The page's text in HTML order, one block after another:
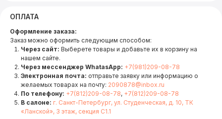
ОПЛАТА
Оформление заказа:
Заказ можно оформить следующим способом:
Через сайт: Выберете товары и добавьте их в корзину на
нашем сайте.
Через мессенджер WhatasApp: +7(981)209-08-78
Электронная почта: отправьте заявку или информацию о
желаемых товарах на почту: 2090878@inbox.ru
По телефону: +7(812)209-08-78, +7(812)209-08-78
В салоне: г. Санкт-Петербург, ул. Студенческая, д. 10, ТК
«Ланской», 3 этаж, секция С1.1